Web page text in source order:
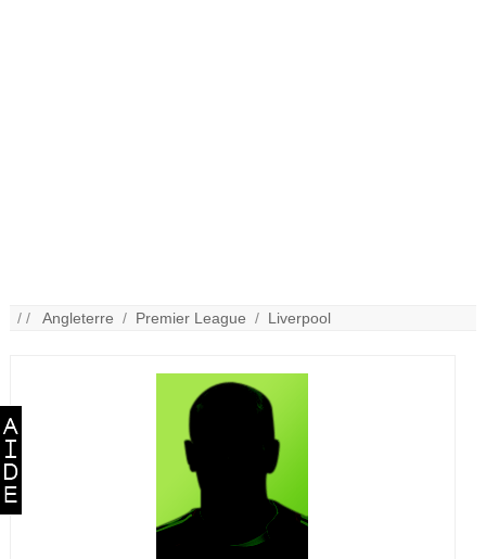
/ /Angleterre / Premier League / Liverpool